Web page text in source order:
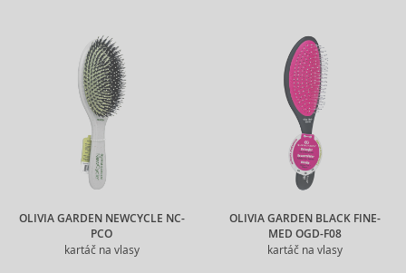
OLIVIA GARDEN NEWCYCLE NC-
PCO
kartáč na vlasy
OLIVIA GARDEN BLACK FINE-
MED OGD-F08
kartáč na vlasy